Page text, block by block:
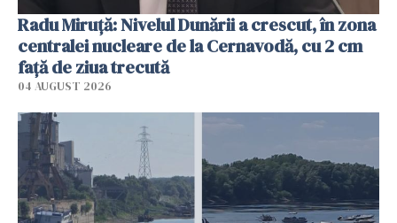
Radu Miruţă: Nivelul Dunării a crescut, în zona
centralei nucleare de la Cernavodă, cu 2 cm
faţă de ziua trecută
04 AUGUST 2026